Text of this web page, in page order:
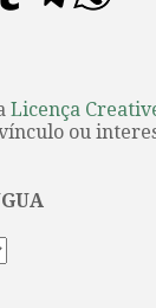
Licença
ou